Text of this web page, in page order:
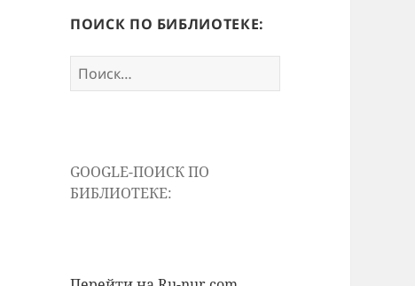
ПОИСК ПО БИБЛИОТЕКЕ:
Найти:
GOOGLE-ПОИСК ПО
БИБЛИОТЕКЕ: